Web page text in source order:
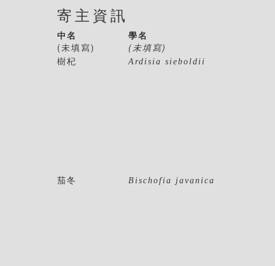
寄主資訊
中名
學名
(未填寫)
(未填寫)
樹杞 Ardisia sieboldii
茄冬 Bischofia javanica